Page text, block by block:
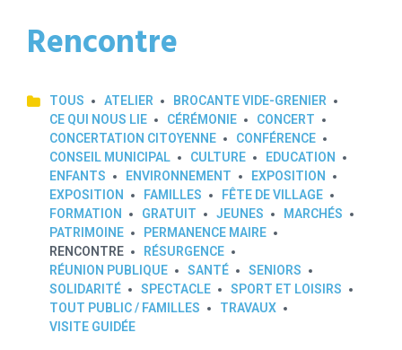
Rencontre
TOUS ATELIER
BROCANTE VIDE-GRENIER
CE QUI NOUS LIE
CÉRÉMONIE
CONCERT
CONCERTATION CITOYENNE
CONFÉRENCE
CONSEIL MUNICIPAL
CULTURE
EDUCATION
ENFANTS
ENVIRONNEMENT
EXPOSITION
EXPOSITION
FAMILLES
FÊTE DE VILLAGE
FORMATION
GRATUIT JEUNES
MARCHÉS
PATRIMOINE
PERMANENCE MAIRE
RENCONTRE
RÉSURGENCE
RÉUNION PUBLIQUE
SANTÉ
SENIORS
SOLIDARITÉ
SPECTACLE
SPORT ET LOISIRS
TOUT PUBLIC / FAMILLES
TRAVAUX
VISITE GUIDÉE